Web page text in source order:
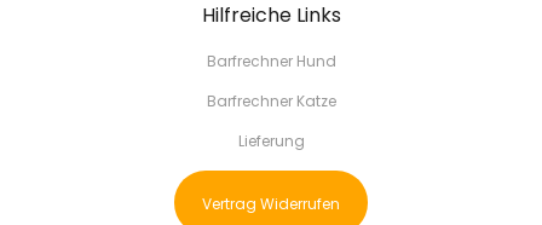
Hilfreiche Links
Barfrechner Hund
Barfrechner Katze
Lieferung
Vertrag Widerrufen